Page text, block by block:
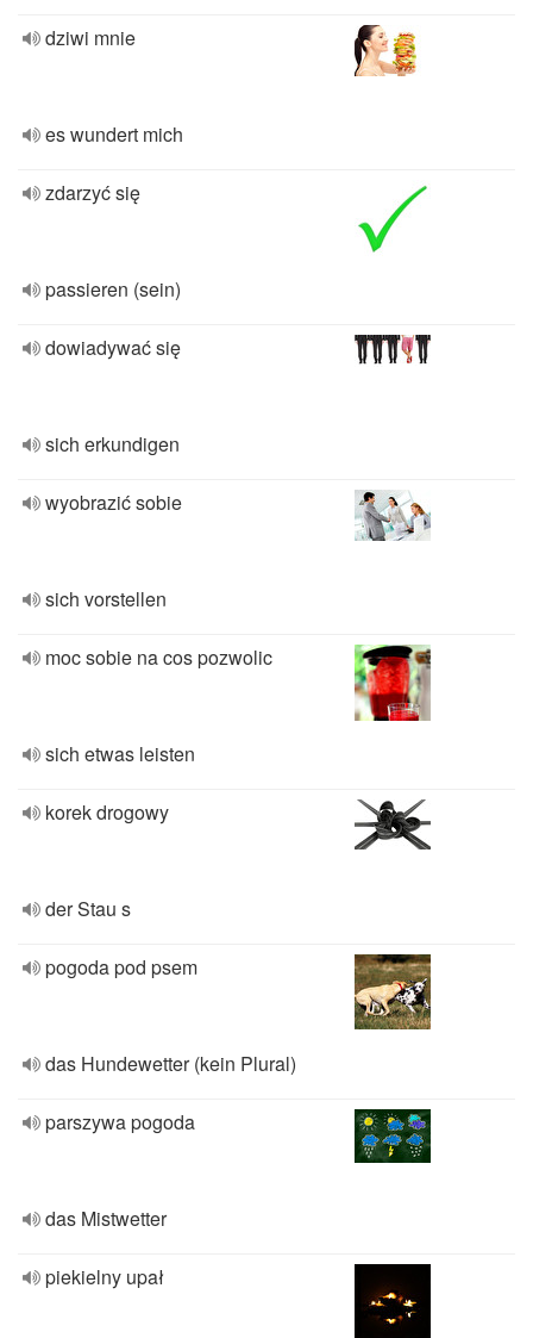
dziwi mnie
es wundert mich
zdarzyć się
passieren (sein)
dowiadywać się
sich erkundigen
wyobrazić sobie
sich vorstellen
moc sobie na cos pozwolic
sich etwas leisten
korek drogowy
der Stau s
pogoda pod psem
das Hundewetter (kein Plural)
parszywa pogoda
das Mistwetter
piekielny upał